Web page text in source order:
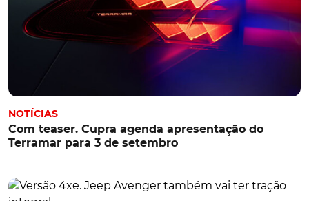
NOTÍCIAS
Com teaser. Cupra agenda apresentação do
Terramar para 3 de setembro